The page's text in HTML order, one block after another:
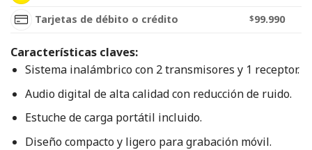
Tarjetas de débito o crédito
$99.990
Características claves:
Sistema inalámbrico con 2 transmisores y 1 receptor.
Audio digital de alta calidad con reducción de ruido.
Estuche de carga portátil incluido.
Diseño compacto y ligero para grabación móvil.